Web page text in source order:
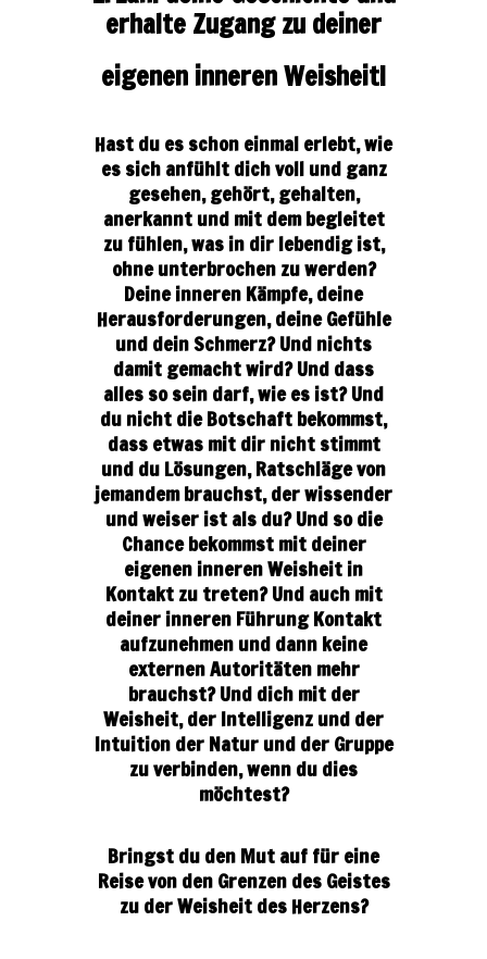
erhalte Zugang zu deiner
eigenen inneren Weisheit!
Hast du es schon einmal erlebt, wie
es sich anfühlt dich voll und ganz
gesehen, gehört, gehalten,
anerkannt und mit dem begleitet
zu fühlen, was in dir lebendig ist,
ohne unterbrochen zu werden?
Deine inneren Kämpfe, deine
Herausforderungen, deine Gefühle
und dein Schmerz? Und nichts
damit gemacht wird?Und dass
alles so sein darf, wie es ist? Und
du nicht die Botschaft bekommst,
dass etwas mit dir nicht stimmt
und du Lösungen, Ratschläge von
jemandem brauchst, der wissender
und weiser ist als du? Und so die
Chance bekommst mit deiner
eigenen inneren Weisheit in
Kontakt zu treten? Und auch mit
deiner inneren Führung Kontakt
aufzunehmen und dann keine
externen Autoritäten mehr
brauchst? Und dich mit der
Weisheit, der Intelligenz und der
Intuition der Natur und der Gruppe
zu verbinden, wenn du dies
möchtest?
Bringst du den Mut auf für eine
Reise von den Grenzen des Geistes
zu der Weisheit des Herzens?